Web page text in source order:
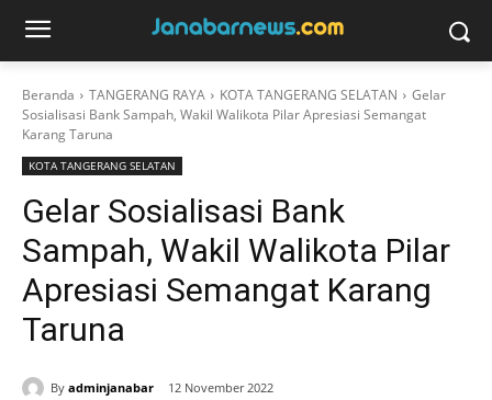
Beranda TANGERANG RAYA KOTA TANGERANG SELATAN
Gelar
Sosialisasi Bank Sampah, Wakil Walikota Pilar Apresiasi Semangat
Karang Taruna
KOTA TANGERANG SELATAN
Gelar Sosialisasi Bank
Sampah, Wakil Walikota Pilar
Apresiasi Semangat Karang
Taruna
By adminjanabar 12 November 2022